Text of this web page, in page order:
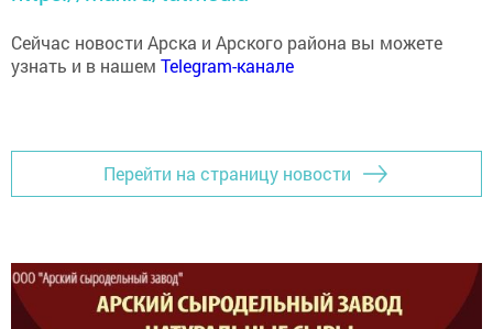
Сейчас новости Арска и Арского района вы можете
узнать и в нашемTelegram-канале
Перейти на страницу новости